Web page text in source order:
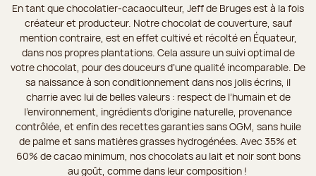
En tant que chocolatier-cacaoculteur, Jeff de Bruges est à la fois
créateur et producteur. Notre chocolat de couverture, sauf
mention contraire, est en effet cultivé et récolté en Équateur,
dans nos propres plantations. Cela assure un suivi optimal de
votre chocolat, pour des douceurs d’une qualité incomparable. De
sa naissance à son conditionnement dans nos jolis écrins, il
charrie avec lui de belles valeurs : respect de l’humain et de
l’environnement, ingrédients d’origine naturelle, provenance
contrôlée, et enfin des recettes garanties sans OGM, sans huile
de palme et sans matières grasses hydrogénées. Avec 35% et
60% de cacao minimum, nos chocolats au lait et noir sont bons
au goût, comme dans leur composition !